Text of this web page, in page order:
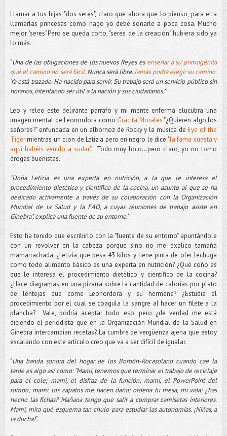
Llamar a tus hijas "dos seres", claro que ahora que lo pienso, para ella
llamarlas princesas como hago yo debe sonarle a poca cosa. Mucho
mejor "seres".Pero se queda corto, "seres de la creación" hubiera sido ya
lo más.
"Una de las obligaciones de los nuevos Reyes esenseñar a su primogénita
que el camino no será fácil. Nunca será libre.Jamás podrá elegir su camino.
Ya está trazado. Ha nacido para servir. Su trabajo será un servicio público sin
horarios, intentando ser útil a la nación y sus ciudadanos."
Leo y releo este delirante párrafo y mi mente enferma elucubra una
imagen mental de Leonordora comoGracita Morales "¿Quieren algo los
señores?" enfundada en un albornoz de Rocky y la música deEye of the
Tigermientras un clon de Letizia pero en negro le dice "la fama cuesta y
aquí habéis venido a sudar".Todo muy loco...pero claro, yo no tomo
drogas buenistas.
“Doña Letizia es una experta en nutrición, a la que le interesa el
procedimiento dietético y científico de la cocina, un asunto al que se ha
dedicado activamente a través de su colaboración con la Organización
Mundial de la Salud y la FAO, a cuyas reuniones de trabajo asiste en
Ginebra”, explica una fuente de su entorno."
Esto ha tenido que escribirlo con la "fuente de su entorno" apuntándole
con un revolver en la cabeza porque sino no me explico tamaña
mamarrachada. ¿Letizia que pesa 43 kilos y tiene pinta de oler lechuga
como todo alimento básico es una experta en nutrición? ¿Qué coño es
que le interesa el procedimiento dietético y científico de la cocina?
¿Hace diagramas en una pizarra sobre la cantidad de calorías por plato
de lentejas que come Leonordora y su hermana? ¿Estudia el
procedimiento por el cual se coagula la sangre al hacer un filete a la
plancha? Vale, podría aceptar todo eso, pero ¿de verdad me está
diciendo el periodista que en la Organización Mundial de la Salud en
Ginebra intercambian recetas? La cumbre de vergüenza ajena que estoy
escalando con este artículo creo que va a ser difícil de igualar.
"Una banda sonora del hogar de los Borbón-Rocasolano cuando cae la
tarde es algo así como: “Mami, tenemos que terminar el trabajo de reciclaje
para el cole; mami, el disfraz de la función; mami, el PowerPoint del
rombo; mami, los zapatos me hacen daño; ordena tu mesa, mi vida; ¿has
hecho las fichas? Mañana tengo que salir a comprar camisetas interiores.
Mami, mira qué esquema tan chulo para estudiar las autonomías. ¡Niñas, a
la ducha!”.